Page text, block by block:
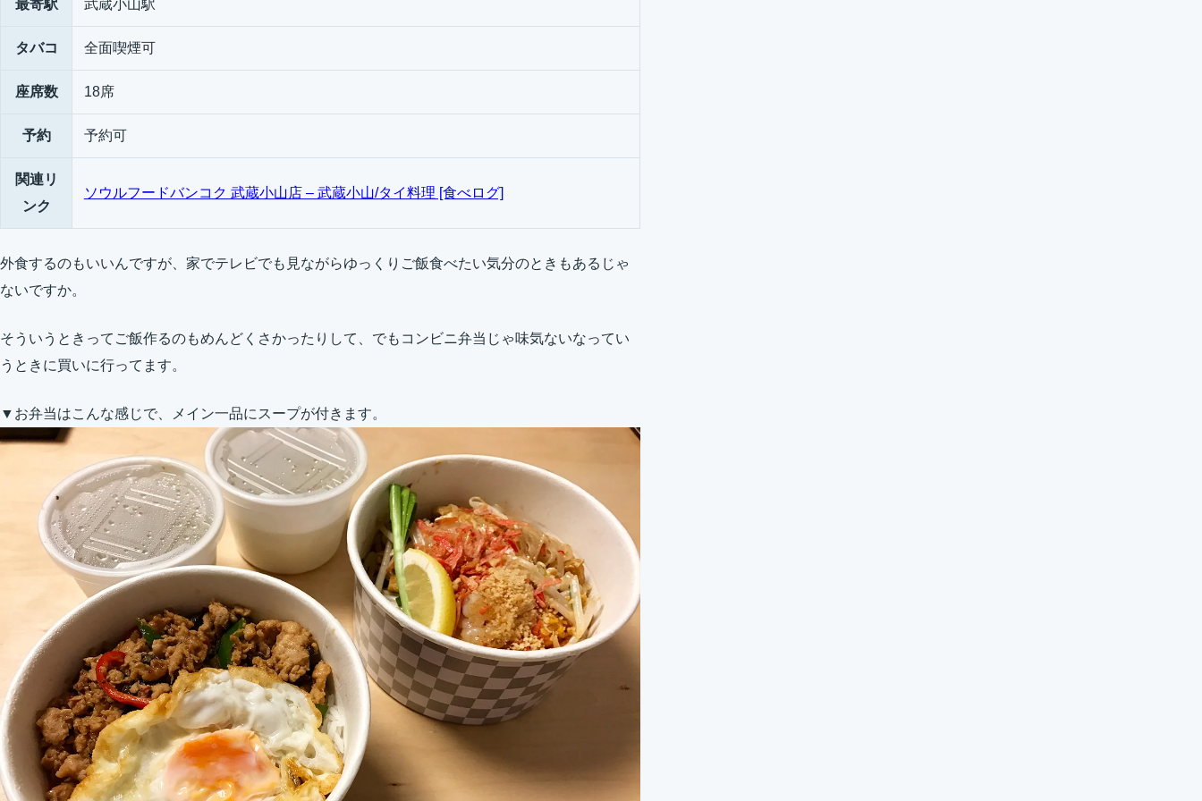
最寄駅 武蔵小山駅
タバコ 全面喫煙可
座席数 18席
予約 予約可
関連リ
ンク
ソウルフードバンコク 武蔵小山店 – 武蔵小山/タイ料理 [食べログ]
外食するのもいいんですが、家でテレビでも見ながらゆっくりご飯食べたい気分のときもあるじゃ
ないですか。
そういうときってご飯作るのもめんどくさかったりして、でもコンビニ弁当じゃ味気ないなってい
うときに買いに行ってます。
▼お弁当はこんな感じで、メイン一品にスープが付きます。